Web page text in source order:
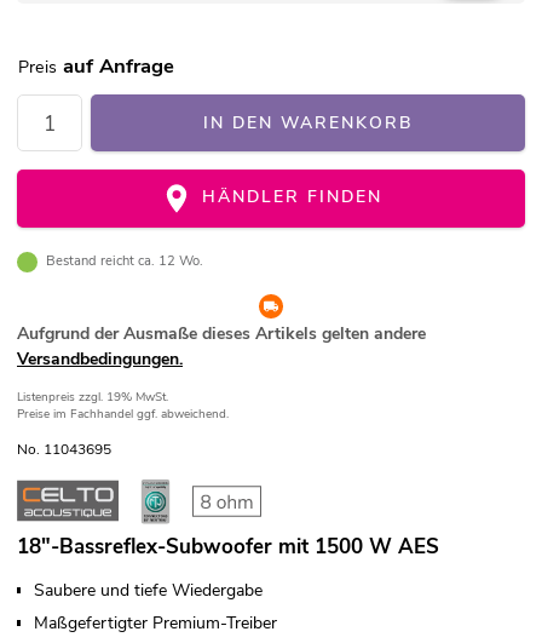
Preis auf Anfrage
IN DEN WARENKORB
HÄNDLER FINDEN
Bestand reicht ca. 12 Wo.
Aufgrund der Ausmaße dieses Artikels gelten andere
Versandbedingungen.
Listenpreis zzgl. 19% MwSt.
Preise im Fachhandel ggf. abweichend.
No. 11043695
18"-Bassreflex-Subwoofer mit 1500 W AES
Saubere und tiefe Wiedergabe
Maßgefertigter Premium-Treiber